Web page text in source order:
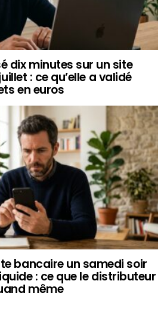
dix minutes sur un site
: ce qu’elle a validé
en euros
bancaire un samedi soir
: ce que le distributeur
même